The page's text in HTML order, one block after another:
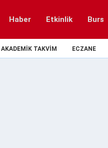
Haber Etkinlik Burs
AKADEMIK TAKVIM ECZANE